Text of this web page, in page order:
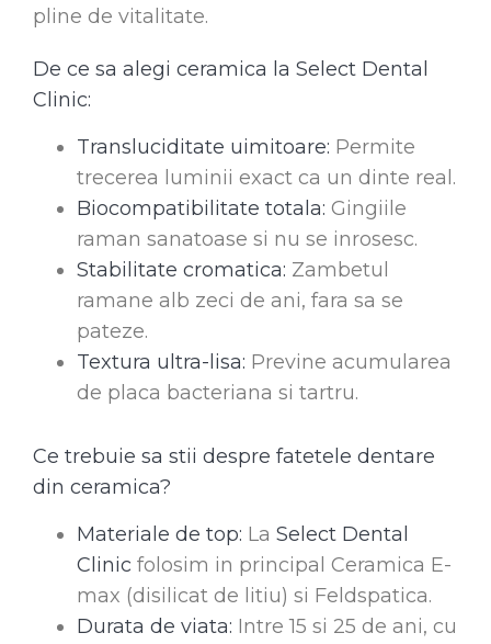
pline de vitalitate.
De ce sa alegi ceramica la Select Dental
Clinic:
Transluciditate uimitoare: Permite
trecerea luminii exact ca un dinte real.
Biocompatibilitate totala: Gingiile
raman sanatoase si nu se inrosesc.
Stabilitate cromatica: Zambetul
ramane alb zeci de ani, fara sa se
pateze.
Textura ultra-lisa: Previne acumularea
de placa bacteriana si tartru.
Ce trebuie sa stii despre fatetele dentare
din ceramica?
Materiale de top: La Select Dental
Clinic folosim in principal Ceramica E-
max (disilicat de litiu) si Feldspatica.
Durata de viata: Intre 15 si 25 de ani, cu